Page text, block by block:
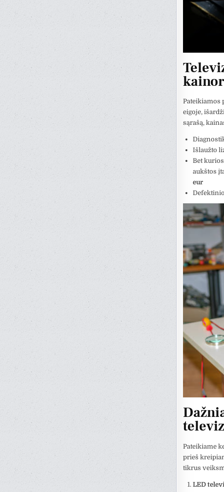
Pateikiamos
eigoje,
sąrašą,
Išlaužto
Bet
aukštos
eur
Pateikiame
prieš
tikrus
LED